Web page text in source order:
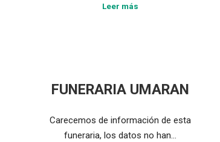
Leer más
FUNERARIA UMARAN
Carecemos de información de esta
funeraria, los datos no han…